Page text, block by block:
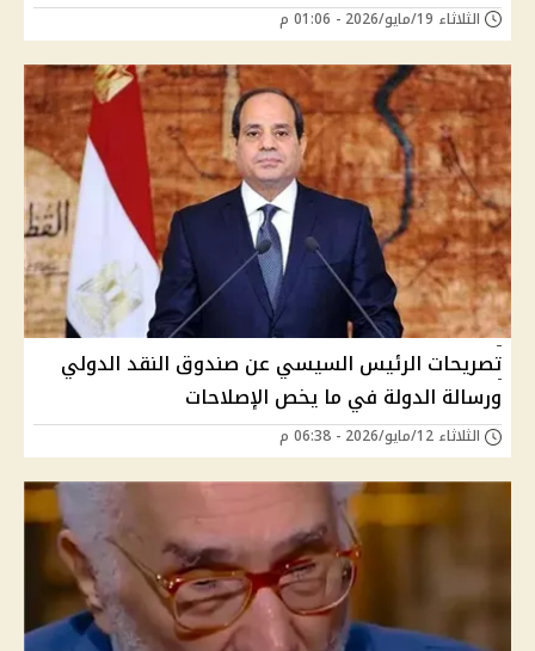
الثلاثاء 19/مايو/2026 - 01:06 م
تصريحات الرئيس السيسي عن صندوق النقد الدولي
ورسالة الدولة في ما يخص الإصلاحات
الثلاثاء 12/مايو/2026 - 06:38 م